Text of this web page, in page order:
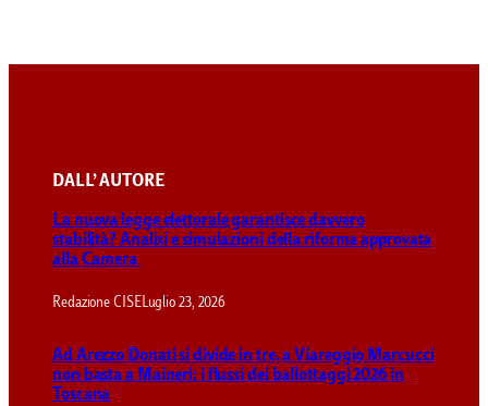
DALL’ AUTORE
La nuova legge elettorale garantisce davvero
stabilità? Analisi e simulazioni della riforma approvata
alla Camera
Redazione CISELuglio 23, 2026
Ad Arezzo Donati si divide in tre, a Viareggio Marcucci
non basta a Maineri: i flussi dei ballottaggi 2026 in
Toscana